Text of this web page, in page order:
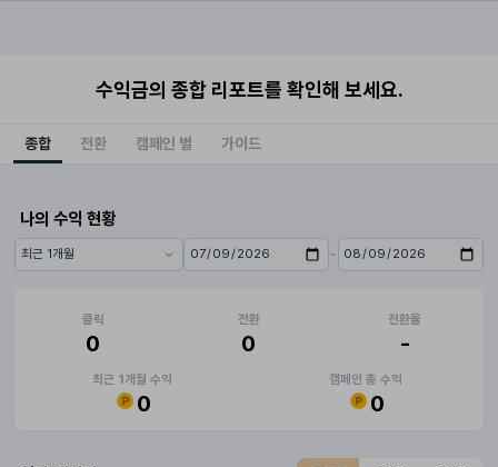
수익금의 종합 리포트를 확인해 보세요.
종합 전환 캠페인 별 가이드
나의 수익 현황
기간 프리셋 시작일 ~
종료일
클릭
0
전환
0
전환율
-
최근 1개월 수익
0
캠페인 총 수익
0